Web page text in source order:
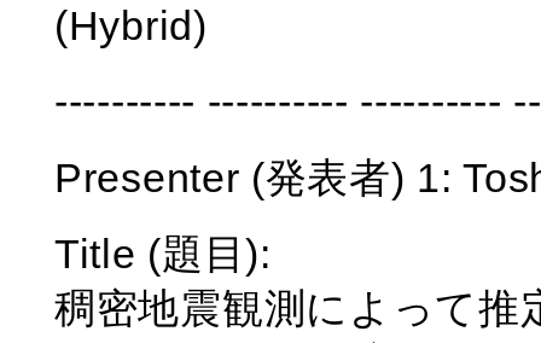
(Hybrid)
---------- ---------- ----------
Presenter (発表者) 1:
Title (題目):
稠密地震観測によって推